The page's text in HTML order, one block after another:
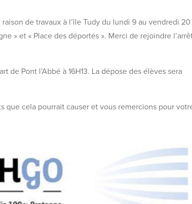
de travaux à l’île Tudy du lundi 9 au vendredi 20
» et « Place des déportés ». Merci de rejoindre
de Pont l’Abbé à 16H13. La dépose des élèves sera
que cela pourrait causer et vous remercions pour